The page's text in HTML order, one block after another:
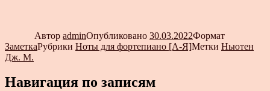
Автор adminОпубликовано 30.03.2022Формат
ЗаметкаРубрики Ноты для фортепиано [А-Я]Метки Ньютен
Дж. М.
Навигация по записям